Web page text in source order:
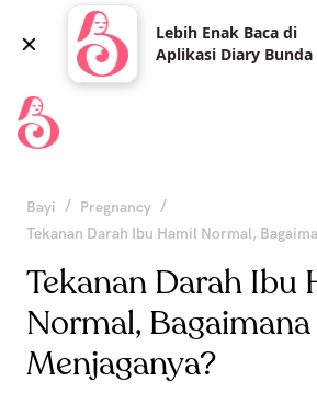
Lebih Enak Baca di
Aplikasi Diary Bunda
Bayi / Pregnancy /
Tekanan Darah Ibu Hamil Normal,
Tekanan Darah Ibu
Normal,
Menjaganya?